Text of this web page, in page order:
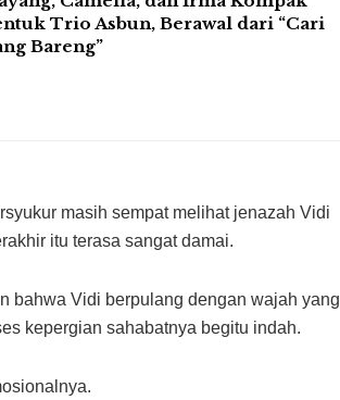
Trio Asbun, Berawal dari “Cari
Bareng”
masih sempat melihat jenazah Vidi
itu terasa sangat damai.
bahwa Vidi berpulang dengan wajah yang
kepergian sahabatnya begitu indah.